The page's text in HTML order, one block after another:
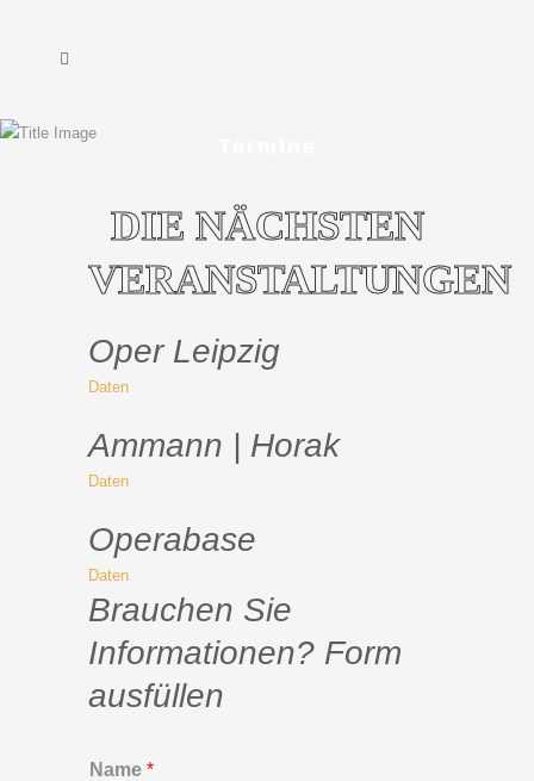
DIE NÄCHSTEN
VERANSTALTUNGEN
Oper Leipzig
Daten
Ammann | Horak
Daten
Operabase
Daten
Brauchen Sie
Informationen? Form
ausfüllen
Name *